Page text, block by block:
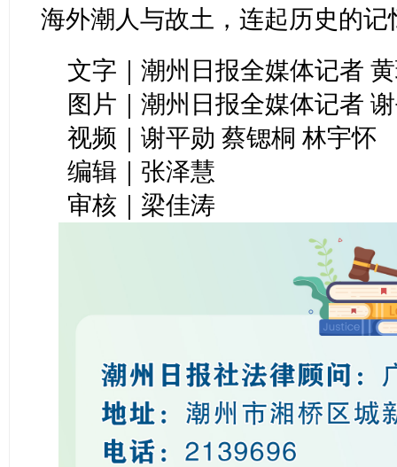
海外潮人与故土，连起历史的
文字｜潮州日报全媒体记者
图片｜潮州日报全媒体记者
视频｜谢平勋 蔡锶桐 林宇怀
编辑｜张泽慧
审核｜梁佳涛